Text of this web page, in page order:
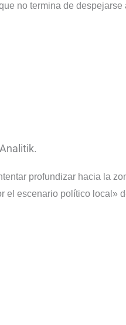
no termina de
profundizar hacia la
el escenario político local»